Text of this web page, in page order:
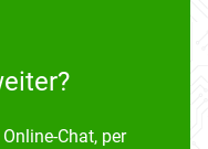
Chat, per